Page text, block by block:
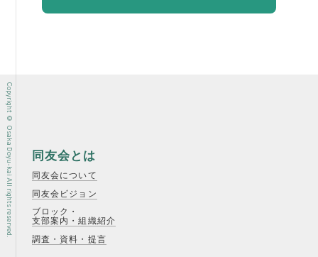
同友会とは
同友会について
同友会ビジョン
ブロック・
支部案内・組織紹介
調査・資料・提言
Copyright © Osaka Doyu-kai All rights reserved.